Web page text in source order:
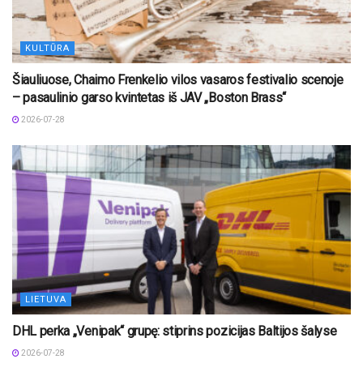
KULTŪRA
Šiauliuose, Chaimo Frenkelio vilos vasaros festivalio scenoje
– pasaulinio garso kvintetas iš JAV „Boston Brass“
2026-07-28
LIETUVA
DHL perka „Venipak“ grupę: stiprins pozicijas Baltijos šalyse
2026-07-28